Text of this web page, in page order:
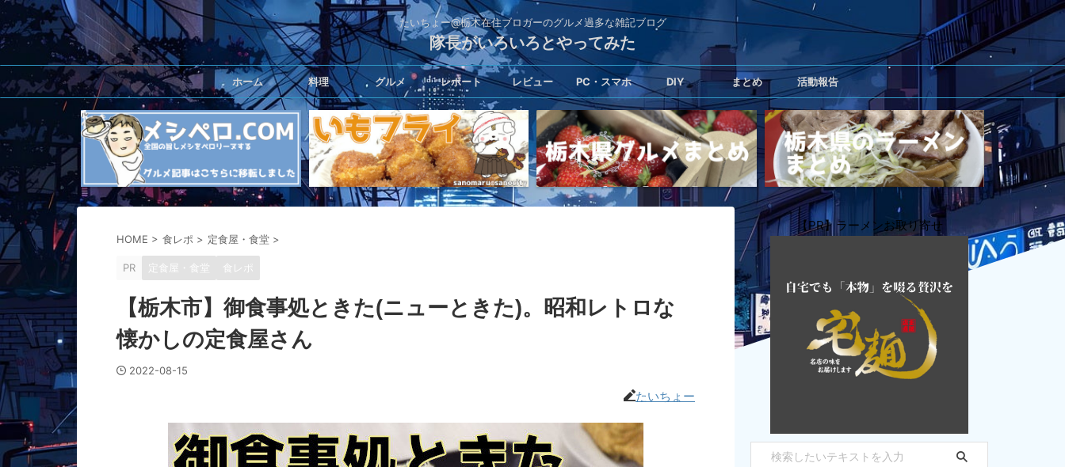
たいちょー@栃木在住ブロガーのグルメ過多な雑記ブログ
隊長がいろいろとやってみた
ホーム 料理 グルメ レポート レビュー PC・スマホ DIY まとめ 活動報告
HOME > 食レポ > 定食屋・食堂 >
PR 定食屋・食堂 食レポ
【栃木市】御食事処ときた(ニューときた)。昭和レトロな
懐かしの定食屋さん
2022-08-15
たいちょー
【PR】ラーメンお取り寄せ